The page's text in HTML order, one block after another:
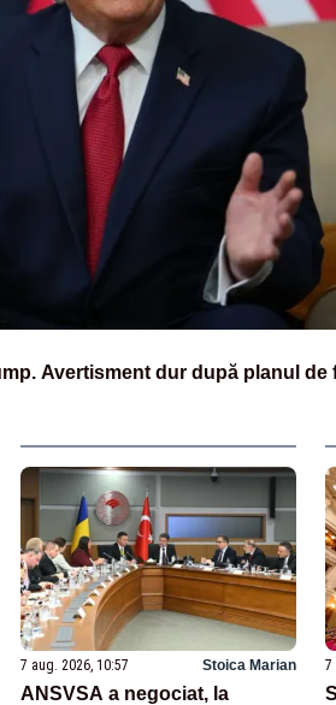
Avertisment dur după planul de
7 aug. 2026, 10:57 Stoica Marian
ANSVSA a negociat, la
7